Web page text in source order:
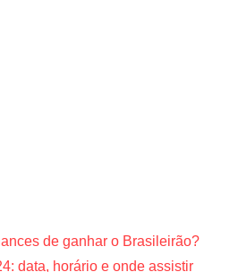
de ganhar o Brasileirão?
data, horário e onde assistir